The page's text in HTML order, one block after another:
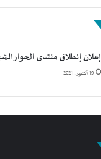
إعلان إنطلاق منتدى الحوار
19 أكتوبر، 2021